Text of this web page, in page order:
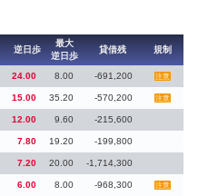
逆日歩
最大
逆日歩
貸借残 規制
24.00 8.00 -691,200 注意
15.00 35.20 -570,200 注意
12.00 9.60 -215,600
7.80 19.20 -199,800
7.20 20.00 -1,714,300
6.00 8.00 -968,300 注意